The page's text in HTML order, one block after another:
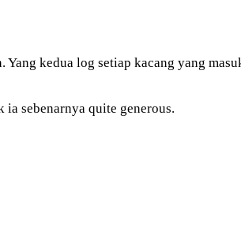
kedua log setiap kacang yang
sebenarnya quite generous.